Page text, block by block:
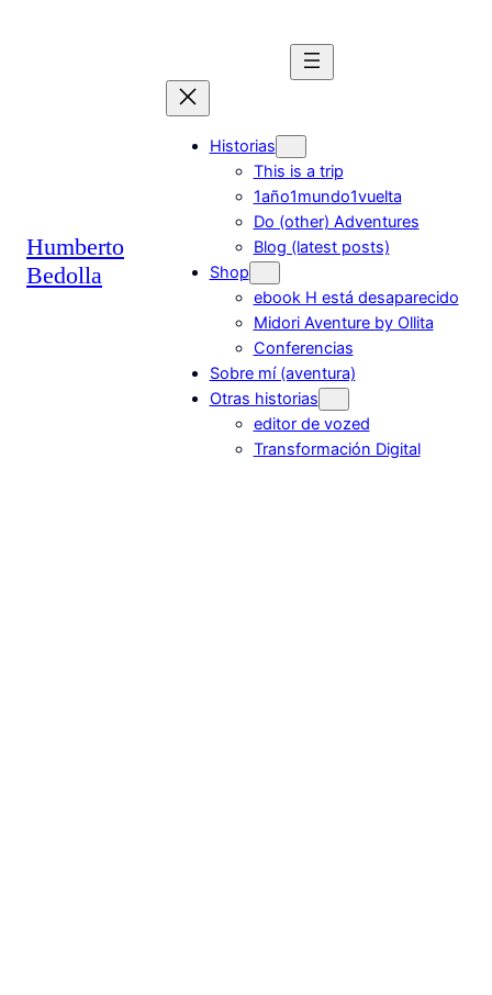
Humberto
Bedolla
Historias
This is a trip
1año1mundo1vuelta
Do (other) Adventures
Blog (latest posts)
Shop
ebook H está desaparecido
Midori Aventure by Ollita
Conferencias
Sobre mí (aventura)
Otras historias
editor de vozed
Transformación Digital